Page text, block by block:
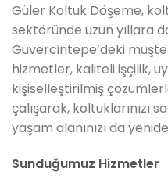
Güler Koltuk Döşeme,
sektöründe uzun yıllara
Güvercintepe’deki
hizmetler, kaliteli işçilik,
kişiselleştirilmiş
çalışarak, koltuklarınızı
yaşam alanınızı da
Sunduğumuz Hizmetler